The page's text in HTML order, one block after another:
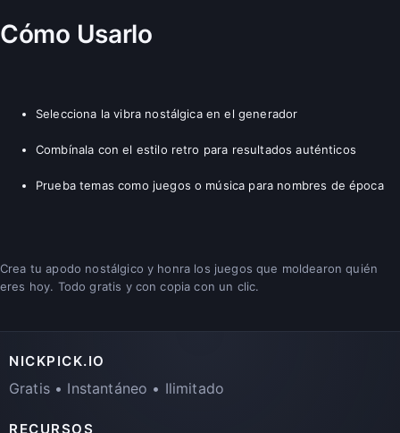
Cómo Usarlo
Selecciona la vibra nostálgica en el generador
Combínala con el estilo retro para resultados auténticos
Prueba temas como juegos o música para nombres de época
Crea tu apodo nostálgico y honra los juegos que moldearon quién
eres hoy. Todo gratis y con copia con un clic.
NICKPICK.IO
Gratis • Instantáneo • Ilimitado
RECURSOS